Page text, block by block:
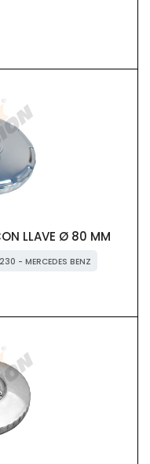
LLAVE Ø 80 MM
- MERCEDES BENZ